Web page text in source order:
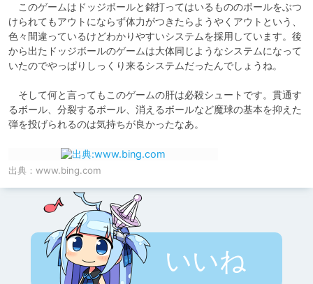
このゲームはドッジボールと銘打ってはいるもののボールをぶつ
けられてもアウトにならず体力がつきたらようやくアウトという、
色々間違っているけどわかりやすいシステムを採用しています。後
から出たドッジボールのゲームは大体同じようなシステムになって
いたのでやっぱりしっくり来るシステムだったんでしょうね。
そして何と言ってもこのゲームの肝は必殺シュートです。貫通す
るボール、分裂するボール、消えるボールなど魔球の基本を抑えた
弾を投げられるのは気持ちが良かったなあ。
出典： www.bing.com
いいね